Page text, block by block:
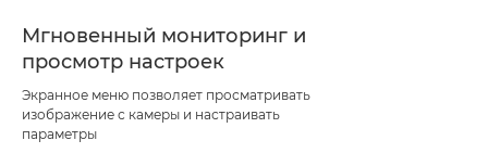
Мгновенный мониторинг и
просмотр настроек
Экранное меню позволяет просматривать
изображение с камеры и настраивать
параметры